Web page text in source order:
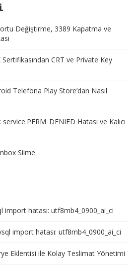
Değiştirme, 3389 Kapatma ve
Sertifikasından CRT ve Private Key
Telefona Play Store’dan Nasıl
Hatası ve Kalıcı
Silme
import hatası: utf8mb4_0900_ai_ci
import hatası: utf8mb4_0900_ai_ci
Eklentisi ile Kolay Teslimat Yönetimi